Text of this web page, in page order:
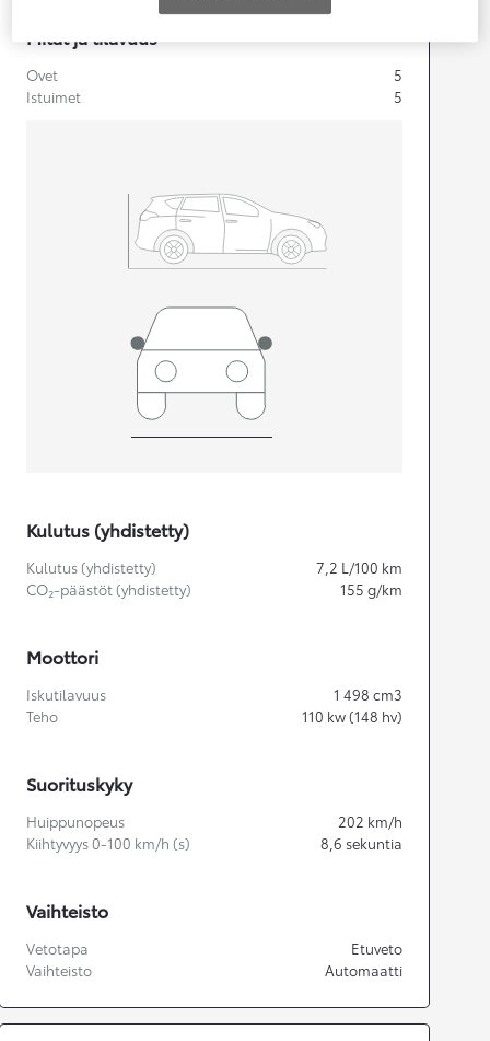
Mitat ja tilavuus
Ovet
5
Istuimet
5
Kulutus (yhdistetty)
Kulutus (yhdistetty) 7,2 L/100 km
CO₂-päästöt (yhdistetty)
155 g/km
Moottori
Iskutilavuus 1 498 cm3
Teho
110 kw (148 hv)
Suorituskyky
Huippunopeus 202 km/h
Kiihtyvyys 0-100 km/h (s)
8,6 sekuntia
Vaihteisto
Vetotapa
Etuveto
Vaihteisto
Automaatti